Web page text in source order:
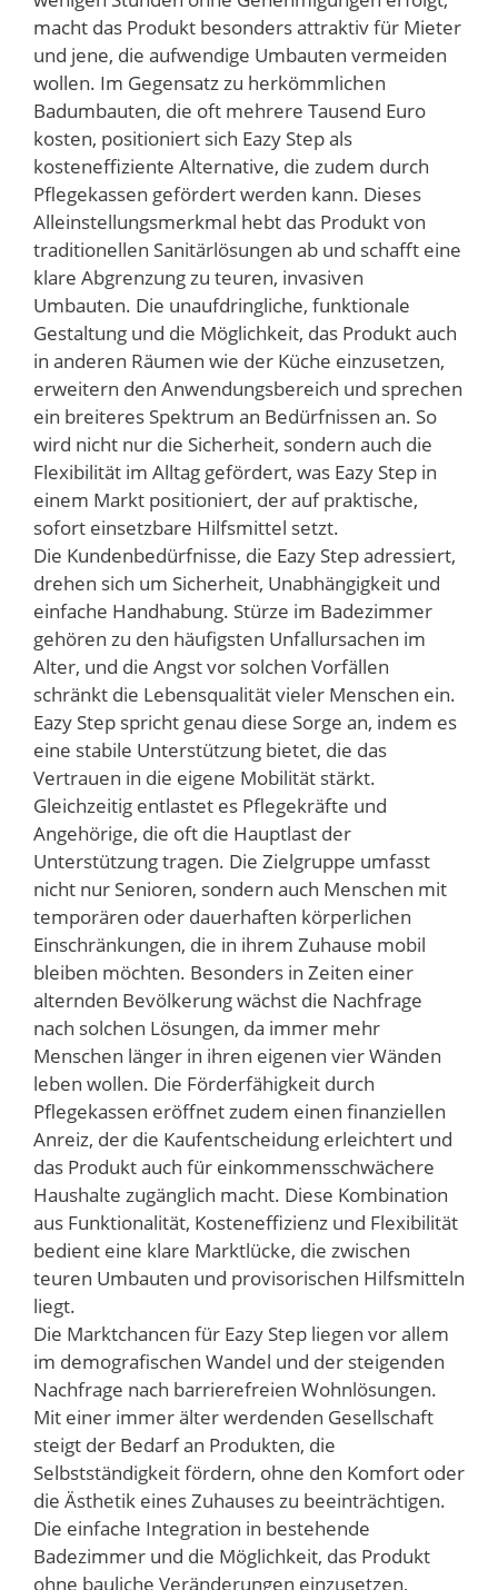
macht das Produkt besonders attraktiv für Mieter
und jene, die aufwendige Umbauten vermeiden
wollen. Im Gegensatz zu herkömmlichen
Badumbauten, die oft mehrere Tausend Euro
kosten, positioniert sich Eazy Step als
kosteneffiziente Alternative, die zudem durch
Pflegekassen gefördert werden kann. Dieses
Alleinstellungsmerkmal hebt das Produkt von
traditionellen Sanitärlösungen ab und schafft eine
klare Abgrenzung zu teuren, invasiven
Umbauten. Die unaufdringliche, funktionale
Gestaltung und die Möglichkeit, das Produkt auch
in anderen Räumen wie der Küche einzusetzen,
erweitern den Anwendungsbereich und sprechen
ein breiteres Spektrum an Bedürfnissen an. So
wird nicht nur die Sicherheit, sondern auch die
Flexibilität im Alltag gefördert, was Eazy Step in
einem Markt positioniert, der auf praktische,
sofort einsetzbare Hilfsmittel setzt.
Die Kundenbedürfnisse, die Eazy Step adressiert,
drehen sich um Sicherheit, Unabhängigkeit und
einfache Handhabung. Stürze im Badezimmer
gehören zu den häufigsten Unfallursachen im
Alter, und die Angst vor solchen Vorfällen
schränkt die Lebensqualität vieler Menschen ein.
Eazy Step spricht genau diese Sorge an, indem es
eine stabile Unterstützung bietet, die das
Vertrauen in die eigene Mobilität stärkt.
Gleichzeitig entlastet es Pflegekräfte und
Angehörige, die oft die Hauptlast der
Unterstützung tragen. Die Zielgruppe umfasst
nicht nur Senioren, sondern auch Menschen mit
temporären oder dauerhaften körperlichen
Einschränkungen, die in ihrem Zuhause mobil
bleiben möchten. Besonders in Zeiten einer
alternden Bevölkerung wächst die Nachfrage
nach solchen Lösungen, da immer mehr
Menschen länger in ihren eigenen vier Wänden
leben wollen. Die Förderfähigkeit durch
Pflegekassen eröffnet zudem einen finanziellen
Anreiz, der die Kaufentscheidung erleichtert und
das Produkt auch für einkommensschwächere
Haushalte zugänglich macht. Diese Kombination
aus Funktionalität, Kosteneffizienz und Flexibilität
bedient eine klare Marktlücke, die zwischen
teuren Umbauten und provisorischen Hilfsmitteln
liegt.
Die Marktchancen für Eazy Step liegen vor allem
im demografischen Wandel und der steigenden
Nachfrage nach barrierefreien Wohnlösungen.
Mit einer immer älter werdenden Gesellschaft
steigt der Bedarf an Produkten, die
Selbstständigkeit fördern, ohne den Komfort oder
die Ästhetik eines Zuhauses zu beeinträchtigen.
Die einfache Integration in bestehende
Badezimmer und die Möglichkeit, das Produkt
ohne bauliche Veränderungen einzusetzen,